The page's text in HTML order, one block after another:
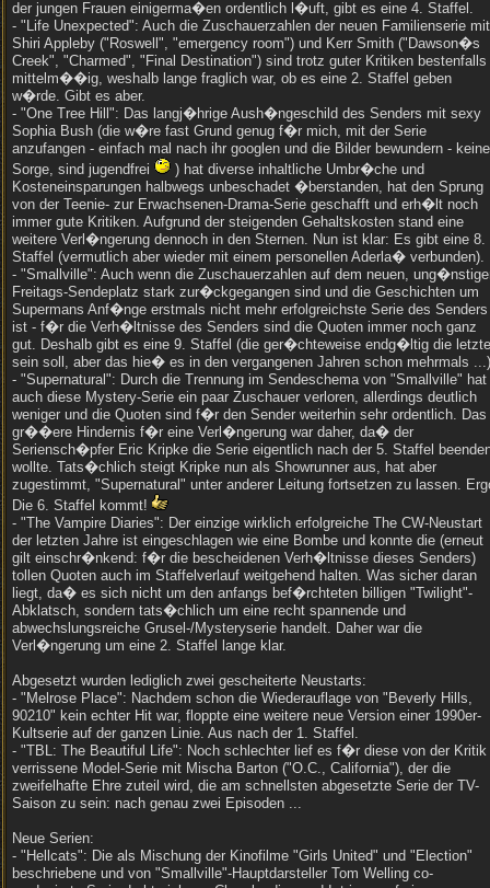
der jungen Frauen einigerma�en ordentlich l�uft, gibt es eine 4. Staffel.
- "Life Unexpected": Auch die Zuschauerzahlen der neuen Familienserie mit
Shiri Appleby ("Roswell", "emergency room") und Kerr Smith ("Dawson�s
Creek", "Charmed", "Final Destination") sind trotz guter Kritiken bestenfalls
mittelm��ig, weshalb lange fraglich war, ob es eine 2. Staffel geben
w�rde. Gibt es aber.
- "One Tree Hill": Das langj�hrige Aush�ngeschild des Senders mit sexy
Sophia Bush (die w�re fast Grund genug f�r mich, mit der Serie
anzufangen - einfach mal nach ihr googlen und die Bilder bewundern - keine
Sorge, sind jugendfrei
) hat diverse inhaltliche Umbr�che und
Kosteneinsparungen halbwegs unbeschadet �berstanden, hat den Sprung
von der Teenie- zur Erwachsenen-Drama-Serie geschafft und erh�lt noch
immer gute Kritiken. Aufgrund der steigenden Gehaltskosten stand eine
weitere Verl�ngerung dennoch in den Sternen. Nun ist klar: Es gibt eine 8.
Staffel (vermutlich aber wieder mit einem personellen Aderla� verbunden).
- "Smallville": Auch wenn die Zuschauerzahlen auf dem neuen,
Freitags-Sendeplatz stark zur�ckgegangen sind und die Geschichten um
Supermans Anf�nge erstmals nicht mehr erfolgreichste Serie des Senders
ist - f�r die Verh�ltnisse des Senders sind die Quoten immer noch ganz
gut. Deshalb gibt es eine 9. Staffel (die ger�chteweise endg�ltig die letzte
sein soll, aber das hie� es in den vergangenen Jahren schon mehrmals
- "Supernatural": Durch die Trennung im Sendeschema von "Smallville" hat
auch diese Mystery-Serie ein paar Zuschauer verloren, allerdings deutlich
weniger und die Quoten sind f�r den Sender weiterhin sehr ordentlich. Das
gr��ere Hindernis f�r eine Verl�ngerung war daher, da� der
Seriensch�pfer Eric Kripke die Serie eigentlich nach der 5. Staffel
wollte. Tats�chlich steigt Kripke nun als Showrunner aus, hat aber
zugestimmt, "Supernatural" unter anderer Leitung fortsetzen zu lassen.
Die 6. Staffel kommt!
- "The Vampire Diaries": Der einzige wirklich erfolgreiche The CW-Neustart
der letzten Jahre ist eingeschlagen wie eine Bombe und konnte die (erneut
gilt einschr�nkend: f�r die bescheidenen Verh�ltnisse dieses Senders)
tollen Quoten auch im Staffelverlauf weitgehend halten. Was sicher daran
liegt, da� es sich nicht um den anfangs bef�rchteten billigen "Twilight"-
Abklatsch, sondern tats�chlich um eine recht spannende und
abwechslungsreiche Grusel-/Mysteryserie handelt. Daher war die
Verl�ngerung um eine 2. Staffel lange klar.
Abgesetzt wurden lediglich zwei gescheiterte Neustarts:
- "Melrose Place": Nachdem schon die Wiederauflage von "Beverly Hills,
90210" kein echter Hit war, floppte eine weitere neue Version einer 1990er-
Kultserie auf der ganzen Linie. Aus nach der 1. Staffel.
- "TBL: The Beautiful Life": Noch schlechter lief es f�r diese von der Kritik
verrissene Model-Serie mit Mischa Barton ("O.C., California"), der die
zweifelhafte Ehre zuteil wird, die am schnellsten abgesetzte Serie der TV-
Saison zu sein: nach genau zwei Episoden ...
Neue Serien:
- "Hellcats": Die als Mischung der Kinofilme "Girls United" und "Election"
beschriebene und von "Smallville"-Hauptdarsteller Tom Welling co-